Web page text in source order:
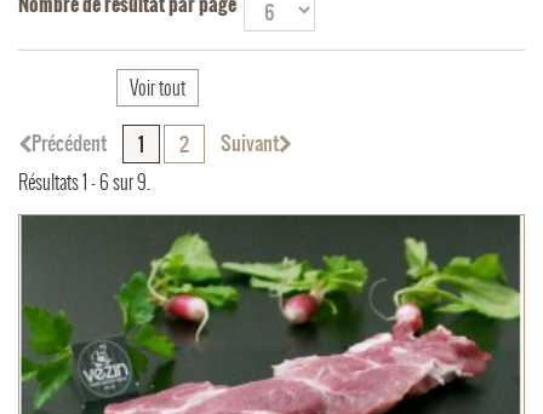
Voir tout
Précédent 1 2 Suivant
Résultats 1 - 6 sur 9.